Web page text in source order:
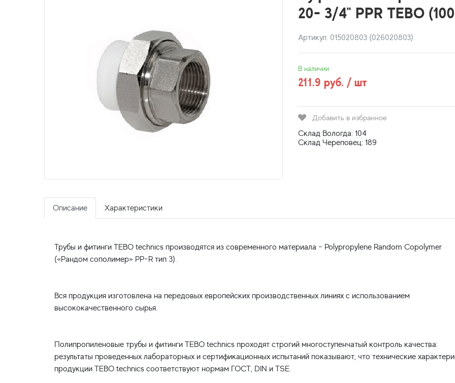
20- 3/4" PPR TEBO
Артикул: 015020803 (026020803)
В наличии
211.9 руб. / шт
Добавить в избранное
Склад Вологда: 104
Склад Череповец: 189
Описание Характеристики
Трубы и фитинги TEBO technics производятся из современного материала - Polypropylene Random Copolymer
(«Рандом сополимер» PP-R тип 3).
Вся продукция изготовлена на передовых европейских производственных линиях с использованием
высококачественного сырья.
Полипропиленовые трубы и фитинги TEBO technics проходят строгий многоступенчатый контроль качества:
результаты проведенных лабораторных и сертификационных испытаний показывают, что технические
продукции TEBO technics соответствуют нормам ГОСТ, DIN и TSE.